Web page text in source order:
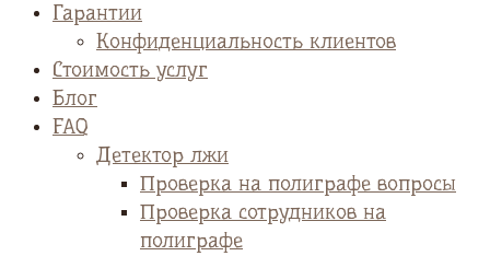
Гарантии
Конфиденциальность клиентов
Стоимость услуг
Блог
FAQ
Детектор лжи
Проверка на полиграфе вопросы
Проверка сотрудников на
полиграфе